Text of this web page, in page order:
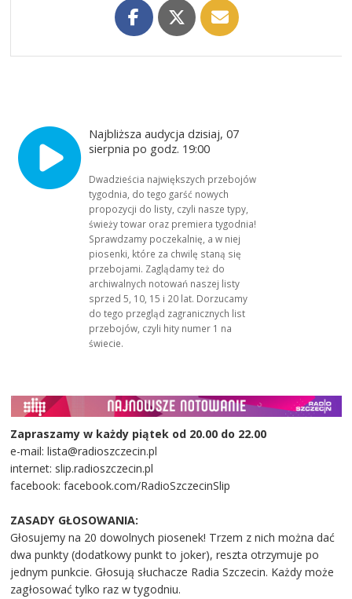
Najbliższa audycja dzisiaj, 07
sierpnia po godz. 19:00
Dwadzieścia największych przebojów
tygodnia, do tego garść nowych
propozycji do listy, czyli nasze typy,
świeży towar oraz premiera tygodnia!
Sprawdzamy poczekalnię, a w niej
piosenki, które za chwilę staną się
przebojami. Zaglądamy też do
archiwalnych notowań naszej listy
sprzed 5, 10, 15 i 20 lat. Dorzucamy
do tego przegląd zagranicznych list
przebojów, czyli hity numer 1 na
świecie.
Zapraszamy w każdy piątek od 20.00 do 22.00
e-mail: lista@radioszczecin.pl
internet: slip.radioszczecin.pl
facebook: facebook.com/RadioSzczecinSlip
ZASADY GŁOSOWANIA:
Głosujemy na 20 dowolnych piosenek! Trzem z nich można dać
dwa punkty (dodatkowy punkt to joker), reszta otrzymuje po
jednym punkcie. Głosują słuchacze Radia Szczecin. Każdy może
zagłosować tylko raz w tygodniu.